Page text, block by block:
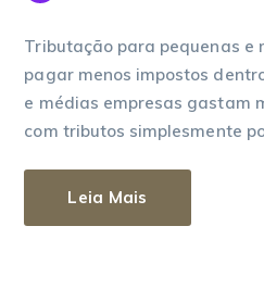
Tributação para pequenas e
pagar menos impostos
e médias empresas gastam
com tributos simplesmente
Leia Mais